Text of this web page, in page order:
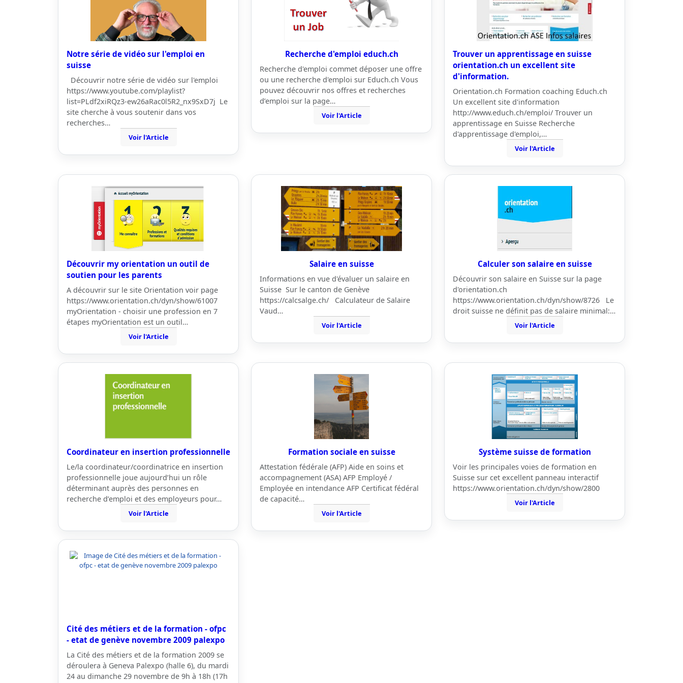
Notre série de vidéo sur l'emploi en
suisse
Découvrir notre série de vidéo sur l'emploi
https://www.youtube.com/playlist?
list=PLdf2xiRQz3-ew26aRac0l5R2_nx9SxD7j Le
site cherche à vous soutenir dans vos
recherches…
Voir l'Article
Recherche d'emploi educh.ch
Recherche d'emploi commet déposer une offre
ou une recherche d'emploi sur Educh.ch Vous
pouvez découvrir nos offres et recherches
d’emploi sur la page…
Voir l'Article
Trouver un apprentissage en suisse
orientation.ch un excellent site
d'information.
Orientation.ch Formation coaching Educh.ch
Un excellent site d'information
http://www.educh.ch/emploi/ Trouver un
apprentissage en Suisse Recherche
d'apprentissage d'emploi,…
Voir l'Article
Découvrir my orientation un outil de
soutien pour les parents
A découvrir sur le site Orientation voir page
https://www.orientation.ch/dyn/show/61007
myOrientation - choisir une profession en 7
étapes myOrientation est un outil…
Voir l'Article
Salaire en suisse
Informations en vue d'évaluer un salaire en
Suisse Sur le canton de Genève
https://calcsalge.ch/ Calculateur de Salaire
Vaud…
Voir l'Article
Calculer son salaire en suisse
Découvrir son salaire en Suisse sur la page
d'orientation.ch
https://www.orientation.ch/dyn/show/8726 Le
droit suisse ne définit pas de salaire minimal:…
Voir l'Article
Coordinateur en insertion professionnelle
Le/la coordinateur/coordinatrice en insertion
professionnelle joue aujourd’hui un rôle
déterminant auprès des personnes en
recherche d’emploi et des employeurs pour…
Voir l'Article
Formation sociale en suisse
Attestation fédérale (AFP) Aide en soins et
accompagnement (ASA) AFP Employé /
Employée en intendance AFP Certificat fédéral
de capacité…
Voir l'Article
Système suisse de formation
Voir les principales voies de formation en
Suisse sur cet excellent panneau interactif
https://www.orientation.ch/dyn/show/2800
Voir l'Article
Cité des métiers et de la formation - ofpc
- etat de genève novembre 2009 palexpo
La Cité des métiers et de la formation 2009 se
déroulera à Geneva Palexpo (halle 6), du mardi
24 au dimanche 29 novembre de 9h à 18h (17h